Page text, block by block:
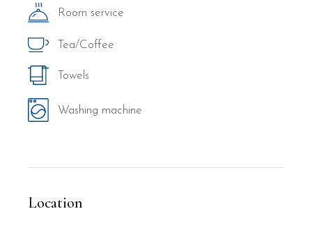
Room service
Tea/Coffee
Towels
Washing machine
Location